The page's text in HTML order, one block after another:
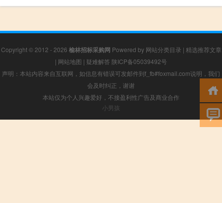
Copyright © 2012 - 2026 榆林招标采购网 Powered by 网站分类目录 | 精选推荐文章
| 网站地图 | 疑难解答 陕ICP备05039492号
声明：本站内容来自互联网，如信息有错误可发邮件到f_fb#foxmail.com说明，我们
会及时纠正，谢谢
本站仅为个人兴趣爱好，不接盈利性广告及商业合作
小男孩